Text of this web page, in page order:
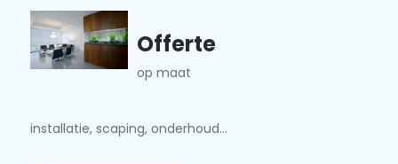
Offerte
op maat
installatie, scaping, onderhoud...